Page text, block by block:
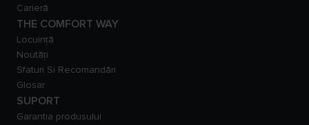
Carieră
THE COMFORT WAY
Locuință
Noutăți
Sfaturi Si Recomandări
Glosar
SUPORT
Garantia produsului